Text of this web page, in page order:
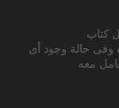
كتاب
وفى حالة وجود أى
معه